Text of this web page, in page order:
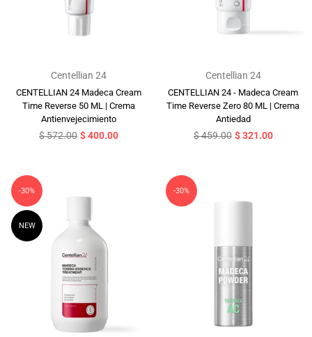
Centellian 24
CENTELLIAN 24 Madeca Cream
Time Reverse 50 ML | Crema
Antienvejecimiento
Precio
$ 572.00 $ 400.00
Centellian 24
CENTELLIAN 24 - Madeca Cream
Time Reverse Zero 80 ML | Crema
Antiedad
Precio
$ 459.00 $ 321.00
-30%
NEW
-30%